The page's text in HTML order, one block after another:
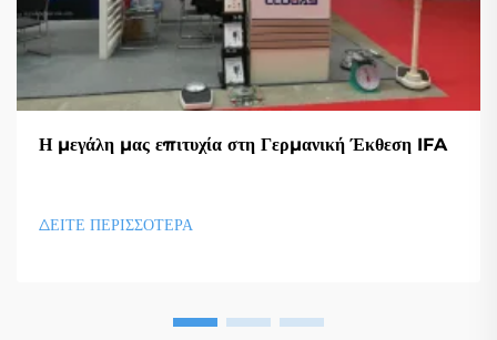
Η μεγάλη μας επιτυχία στη Γερμανική Έκθεση IFA
ΔΕΙΤΕ ΠΕΡΙΣΣΟΤΕΡΑ